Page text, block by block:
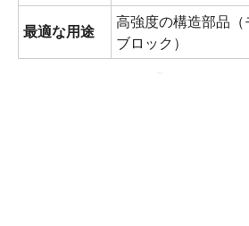
最適な用途
高強度の構造部品
ブロック）